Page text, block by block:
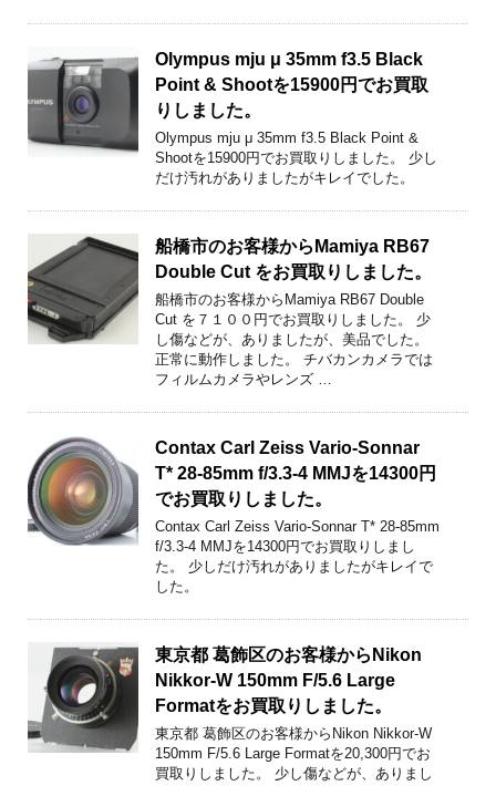
Olympus mju μ 35mm f3.5 Black
Point & Shootを15900円でお買取
りしました。
Olympus mju μ 35mm f3.5 Black Point &
Shootを15900円でお買取りしました。 少し
だけ汚れがありましたがキレイでした。
船橋市のお客様からMamiya RB67
Double Cut をお買取りしました。
船橋市のお客様からMamiya RB67 Double
Cut を７１００円でお買取りしました。 少
し傷などが、ありましたが、美品でした。
正常に動作しました。 チバカンカメラでは
フィルムカメラやレンズ …
Contax Carl Zeiss Vario-Sonnar
T* 28-85mm f/3.3-4 MMJを14300円
でお買取りしました。
Contax Carl Zeiss Vario-Sonnar T* 28-85mm
f/3.3-4 MMJを14300円でお買取りしまし
た。 少しだけ汚れがありましたがキレイで
した。
東京都 葛飾区のお客様からNikon
Nikkor-W 150mm F/5.6 Large
Formatをお買取りしました。
東京都 葛飾区のお客様からNikon Nikkor-W
150mm F/5.6 Large Formatを20,300円でお
買取りしました。 少し傷などが、ありまし